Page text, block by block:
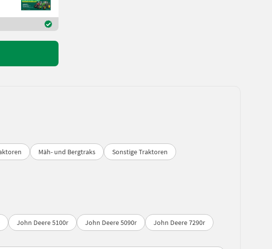
Mäh- und Bergtraks Sonstige Traktoren
John Deere 5100r John Deere 5090r John Deere 7290r